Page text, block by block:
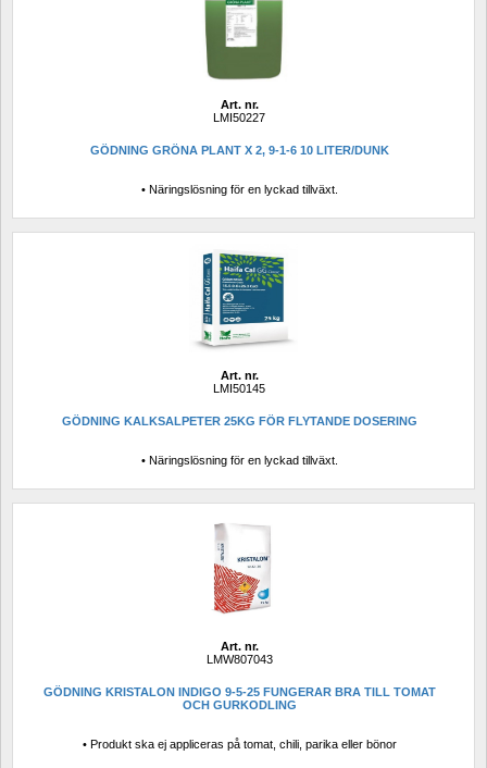
Art. nr.
LMI50227
GÖDNING GRÖNA PLANT X 2, 9-1-6 10 LITER/DUNK
• Näringslösning för en lyckad tillväxt.
Art. nr.
LMI50145
GÖDNING KALKSALPETER 25KG FÖR FLYTANDE DOSERING
• Näringslösning för en lyckad tillväxt.
Art. nr.
LMW807043
GÖDNING KRISTALON INDIGO 9-5-25 FUNGERAR BRA TILL TOMAT
OCH GURKODLING
• Produkt ska ej appliceras på tomat, chili, parika eller bönor